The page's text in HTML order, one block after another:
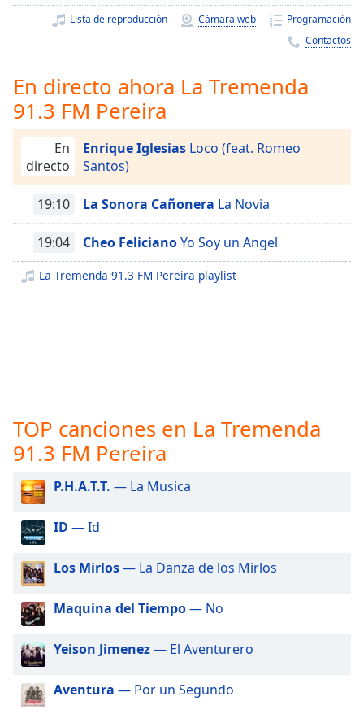
Chapters
off,
selected
Subtitles
subtitles
settings,
opens
subtitles
settings
dialog
subtitles
Fullscreen
This
modal
window.
Beginning
window.
cancel
and
close
Lista de reproducción Cámara web
Programación
Contactos
En directo ahora La Tremenda
91.3 FM Pereira
En
directo
Enrique Iglesias Loco (feat. Romeo
Santos)
19:10 La Sonora Cañonera La Novia
19:04 Cheo FelicianoYo Soy un Angel
La Tremenda 91.3 FM Pereira playlist
TOP canciones en La Tremenda
91.3 FM Pereira
P.H.A.T.T. — La Musica
ID — Id
Los Mirlos— La Danza de los Mirlos
Maquina del Tiempo— No
Yeison Jimenez— El Aventurero
Aventura — Por un Segundo